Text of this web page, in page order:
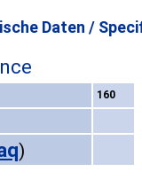
Daten /
160
)